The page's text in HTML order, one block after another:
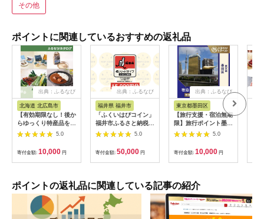
その他
ポイントに関連しているおすすめの返礼品
出典：ふるなび
北海道 北広島市
【有効期限なし！後か
らゆっくり特産品を選
べる】北海道北広島市
カタログポイント
5.0
寄付金額: 10,000 円
出典：ふるなび
福井県 福井市
「ふくいはぴコイン」
福井市ふるさと納税ポ
イント【15,000円
分】 [E-198004] / 選
べる金額 デジタル地
域通貨 ホテル 観光 レ
ジャー PAY アプリ オ
レス スマホ ポイント
スマホ 便利 簡単 デジ
タル 支払い 地域通貨
送料無料
5.0
寄付金額: 50,000 円
出典：ふるなび
東京都墨田区
【旅行支援・宿泊無期
限】旅行ポイント墨田
区ふるなびトラベルポ
5.0
寄付金額: 10,000 円
ポイントの返礼品に関連している記事の紹介